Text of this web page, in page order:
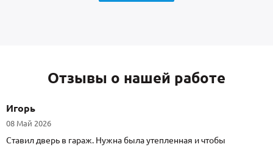
Отзывы о нашей работе
Игорь
08 Май 2026
Ставил дверь в гараж. Нужна была утепленная и чтобы